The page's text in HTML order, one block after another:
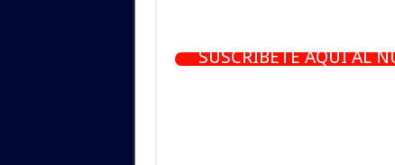
SUSCRÍBETE AQUÍ AL